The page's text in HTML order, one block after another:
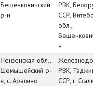
Бешенковичский
р-н
РВК, Белорусская
ССР, Витебская
обл.,
н
Пензенская обл.,
Шемышейский р-
н, с. Арапино
РВК, Таджикская
ССР, г.